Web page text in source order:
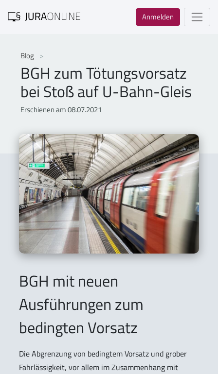
Anmelden
Blog
BGH zum Tötungsvorsatz
bei Stoß auf U-Bahn-Gleis
Erschienen am 08.07.2021
BGH mit neuen
Ausführungen zum
bedingten Vorsatz
Die Abgrenzung von bedingtem Vorsatz und grober
Fahrlässigkeit, vor allem im Zusammenhang mit